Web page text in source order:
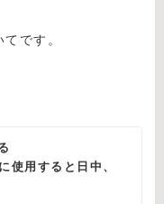
です。
使用すると日中、